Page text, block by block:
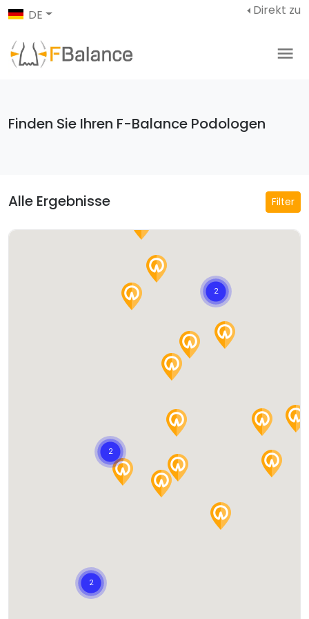
DE Direkt zu
Finden Sie Ihren F-Balance Podologen
Alle Ergebnisse Filter